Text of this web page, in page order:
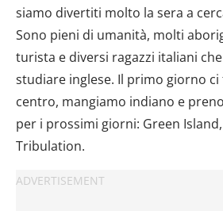
siamo divertiti molto la sera a
Sono pieni di umanità, molti
turista e diversi ragazzi italiani
studiare inglese. Il primo giorno
centro, mangiamo indiano e
per i prossimi giorni: Green
Tribulation.